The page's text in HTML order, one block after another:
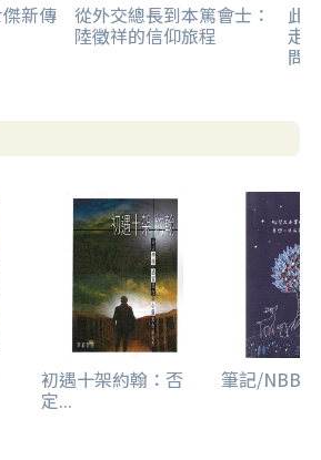
新傳 從外交總長到本篤會士：
陸徵祥的信仰旅程
此
走
問
初遇十架約翰：否
定...
筆記/